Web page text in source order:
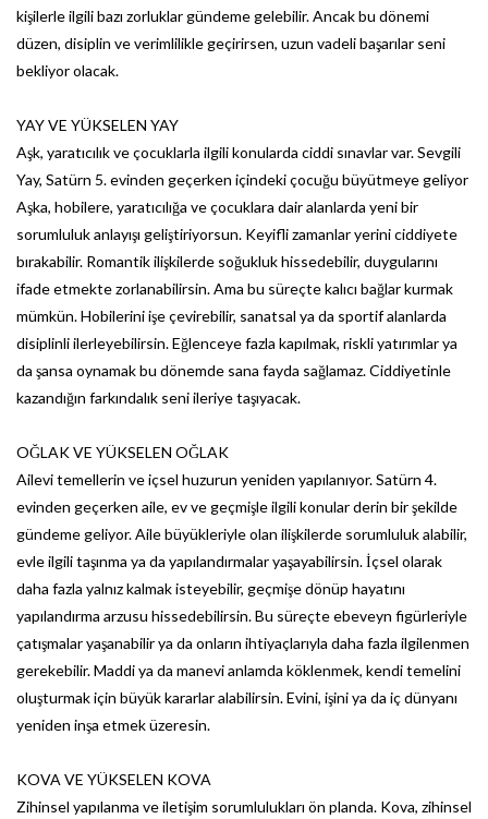
kişilerle ilgili bazı zorluklar gündeme gelebilir. Ancak bu dönemi
düzen, disiplin ve verimlilikle geçirirsen, uzun vadeli başarılar seni
bekliyor olacak.
YAY VE YÜKSELEN YAY
Aşk, yaratıcılık ve çocuklarla ilgili konularda ciddi sınavlar var. Sevgili
Yay, Satürn 5. evinden geçerken içindeki çocuğu büyütmeye geliyor
Aşka, hobilere, yaratıcılığa ve çocuklara dair alanlarda yeni bir
sorumluluk anlayışı geliştiriyorsun. Keyifli zamanlar yerini ciddiyete
bırakabilir. Romantik ilişkilerde soğukluk hissedebilir, duygularını
ifade etmekte zorlanabilirsin. Ama bu süreçte kalıcı bağlar kurmak
mümkün. Hobilerini işe çevirebilir, sanatsal ya da sportif alanlarda
disiplinli ilerleyebilirsin. Eğlenceye fazla kapılmak, riskli yatırımlar ya
da şansa oynamak bu dönemde sana fayda sağlamaz. Ciddiyetinle
kazandığın farkındalık seni ileriye taşıyacak.
OĞLAK VE YÜKSELEN OĞLAK
Ailevi temellerin ve içsel huzurun yeniden yapılanıyor. Satürn 4.
evinden geçerken aile, ev ve geçmişle ilgili konular derin bir şekilde
gündeme geliyor. Aile büyükleriyle olan ilişkilerde sorumluluk alabilir,
evle ilgili taşınma ya da yapılandırmalar yaşayabilirsin. İçsel olarak
daha fazla yalnız kalmak isteyebilir, geçmişe dönüp hayatını
yapılandırma arzusu hissedebilirsin. Bu süreçte ebeveyn figürleriyle
çatışmalar yaşanabilir ya da onların ihtiyaçlarıyla daha fazla ilgilenmen
gerekebilir. Maddi ya da manevi anlamda köklenmek, kendi temelini
oluşturmak için büyük kararlar alabilirsin. Evini, işini ya da iç dünyanı
yeniden inşa etmek üzeresin.
KOVA VE YÜKSELEN KOVA
Zihinsel yapılanma ve iletişim sorumlulukları ön planda. Kova, zihinsel